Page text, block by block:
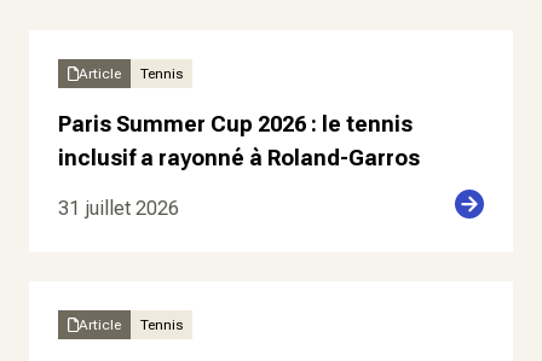
Article Tennis
Paris Summer Cup 2026 : le tennis
inclusif a rayonné à Roland-Garros
31 juillet 2026
Article Tennis